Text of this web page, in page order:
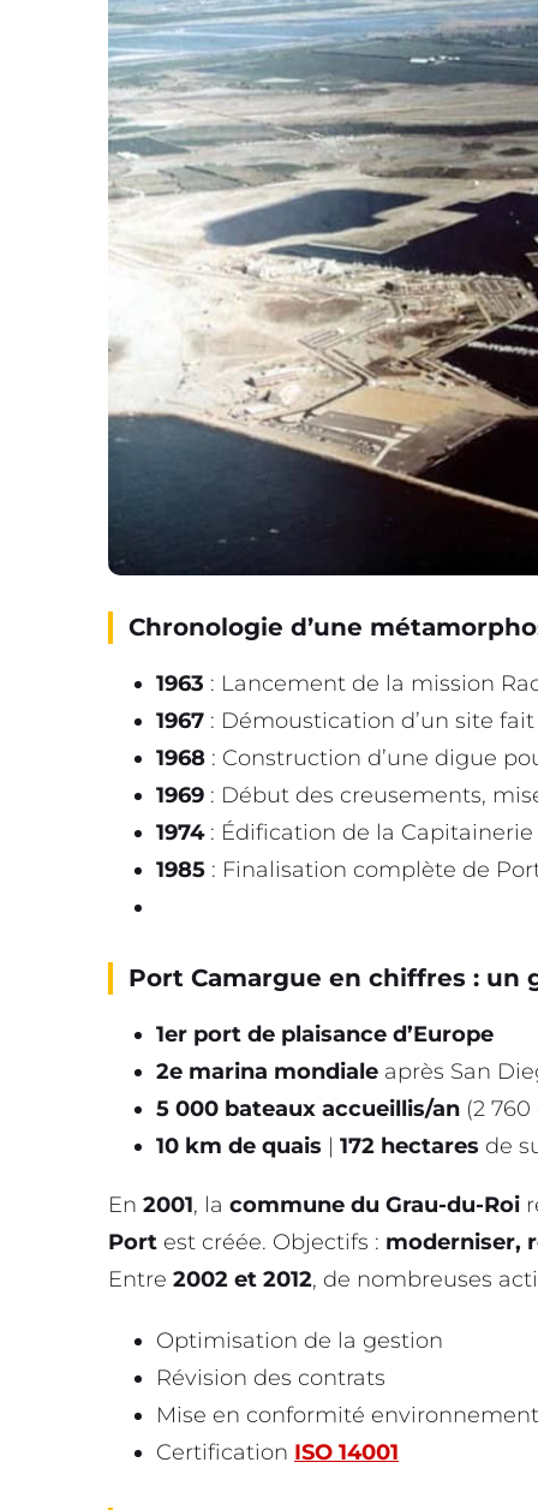
Chronologie d’une
1963 : Lancement de la mission
1967 : Démoustication d’un site
1968 : Construction d’une digue
1969 : Début des creusements,
1974: Édification de la Capitainerie
1985 : Finalisation complète de
Port Camargue en chiffres : un
1er port de plaisance d’Europe
2e marina mondiale après San
5 000 bateaux accueillis/an (2
10 km de quais | 172 hectares de
En 2001, la commune du Grau-du-Roi
Port est créée. Objectifs : moderniser,
Entre 2002 et 2012, de nombreuses
Optimisation de la gestion
Révision des contrats
Mise en conformité
Certification ISO 14001